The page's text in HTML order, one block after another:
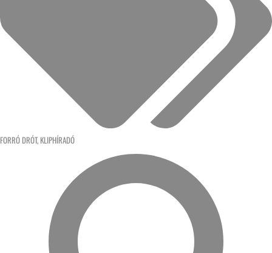
FORRÓ DRÓT, KLIPHÍRADÓ